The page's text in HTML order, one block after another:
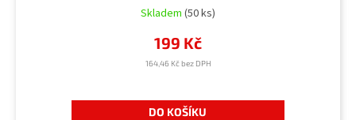
Skladem (50 ks)
164,46 Kč bez DPH
199 Kč
DO KOŠÍKU